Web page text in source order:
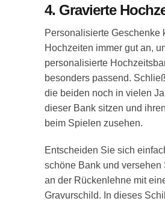
4. Gravierte
Personalisierte Geschenke
Hochzeiten immer gut an,
personalisierte
besonders passend.
die beiden noch in vielen
dieser Bank sitzen und
beim Spielen zusehen.
Entscheiden Sie sich
schöne Bank und versehen
an der Rückenlehne mit
Gravurschild. In dieses